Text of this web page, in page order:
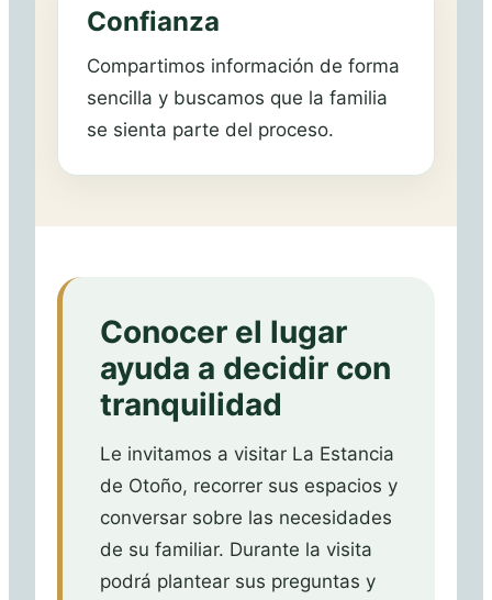
Confianza
Compartimos información de forma
sencilla y buscamos que la familia
se sienta parte del proceso.
Conocer el lugar
ayuda a decidir con
tranquilidad
Le invitamos a visitar La Estancia
de Otoño, recorrer sus espacios y
conversar sobre las necesidades
de su familiar. Durante la visita
podrá plantear sus preguntas y